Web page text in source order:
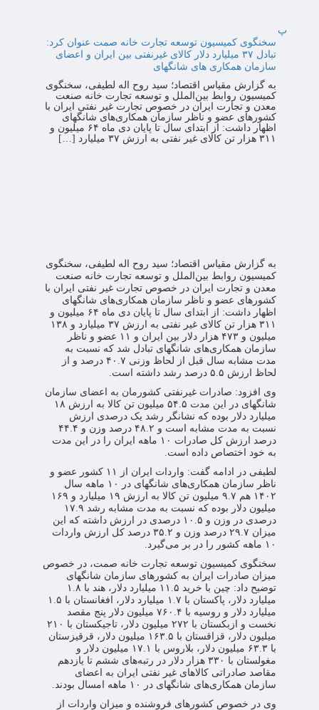
پ
سخنگوی کمیسیون توسعه تجارت خانه صمت عنوان کرد:
تبادل ۳۷ میلیارد دلار کالای غیرنفتی بین ایران و اعضای
سازمان همکاری های شانگهای
به گزارش مقیاس اقتصاد؛ سید روح اله لطیفی، سخنگوی
کمیسیون روابط بین‌الملل و توسعه تجارت خانه صنعت
معدن و تجارت ایران در خصوص تجارت غیر نفتی ایران با
کشورهای عضو و ناظر سازمان همکاری‌های شانگهای
اظهار داشت: از ابتدای سال تا پایان دی ماه ۶۴ میلیون و
۳۱۱ هزار تن کالای غیر نفتی به ارزش ۳۷ میلیارد […]
به گزارش مقیاس اقتصاد؛ سید روح اله لطیفی، سخنگوی
کمیسیون روابط بین‌الملل و توسعه تجارت خانه صنعت
معدن و تجارت ایران در خصوص تجارت غیر نفتی ایران با
کشورهای عضو و ناظر سازمان همکاری‌های شانگهای
اظهار داشت: از ابتدای سال تا پایان دی ماه ۶۴ میلیون و
۳۱۱ هزار تن کالای غیر نفتی به ارزش ۳۷ میلیارد و ۱۳۸
میلیون و ۴۷۳ هزار دلار بین ایران و ۱۱ عضو و ناظر
سازمان همکاری‌های شانگهای تبادل شد که نسبت به
مدت مشابه سال قبل از لحاظ وزنی ۴۰.۷ درصد و از
لحاظ ارزش ۵.۵ درصد رشد داشته است.
وی افزود: صادرات غیرنفتی کشورمان به اعضای سازمان
شانگهای در این مدت ۵۴.۵ میلیون تن کالا به ارزش ۱۸
میلیارد دلار بوده که نشانگر رشد یک درصدی ارزش
نسبت به مدت مشابه است و ۴۸.۲ درصد وزن و ۴۴.۴
درصد ارزش کل صادرات ۱۰ ماهه ایران را در این مدت
به خود اختصاص داده است.
لطیفی در ادامه گفت: واردات ایران از ۱۱ کشور عضو و
ناظر سازمان همکاری‌های شانگهای در ۱۰ ماهه سال
۱۴۰۲ هم ۹.۷ میلیون تن کالا به ارزش ۱۹ میلیارد و ۱۶۹
میلیون دلار بوده که نسبت به مدت مشابه رشد ۱۷.۹
درصدی در وزن و ۱۰.۵ درصدی در ارزش داشته که این
میزان ۲۹.۷ درصد وزن و ۳۵.۲ درصد کل ارزش واردات
۱۰ ماهه کشور را در بر می‌گیرد.
سخنگوی کمیسیون توسعه تجارت خانه صمت، در خصوص
میزان صادرات ایران به کشورهای سازمان شانگهای
توضیح داد: چین با خرید ۱۱.۵ میلیارد دلار، هند با ۱.۸
میلیارد دلار، پاکستان با ۱.۷ میلیارد دلار، افغانستان با ۱.۵
میلیارد دلار و روسیه با ۷۶۰.۴ میلیون دلار پنج مقصد
نخست و ازبکستان با ۲۷۲ میلیون دلار، تاجیکستان با ۲۱۰
میلیون دلار، قزاقستان با ۱۶۳.۵ میلیون دلار، قرقیزستان
با ۶۳.۳ میلیون دلار، بلاروس با ۱۷.۱ میلیون دلار و
مغولستان با ۳۳۰ هزار دلار در رتبه‌های ششم تا یازدهم
مقاصد صادراتی کالاهای غیر نفتی ایران به اعضای
سازمان همکاری‌های شانگهای در ۱۰ ماهه امسال بودند.
وی در خصوص کشورهای فروشنده و میزان واردات از